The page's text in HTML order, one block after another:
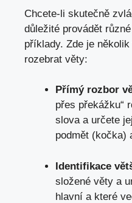
Chcete-li skutečně
důležité provádět
příklady. Zde ‍je
rozebrat věty:
Přímý​ rozbor
přes ⁤překážku“
slova a určete
podmět (kočka)
Identifikace
složené věty a
hlavní a které